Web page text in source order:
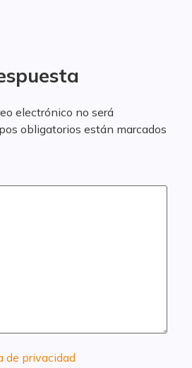
electrónico no será
obligatorios están marcados
de privacidad